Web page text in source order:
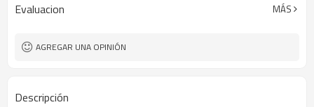
Evaluacion MÁS
AGREGAR UNA OPINIÓN
Descripción